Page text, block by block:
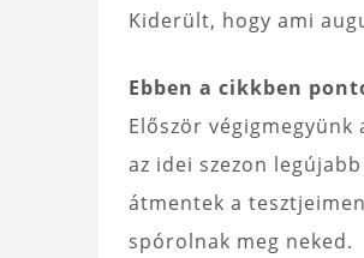
Kiderült, hogy ami
Ebben a cikkben
Először
az idei szezon
átmentek a
spórolnak meg neked.